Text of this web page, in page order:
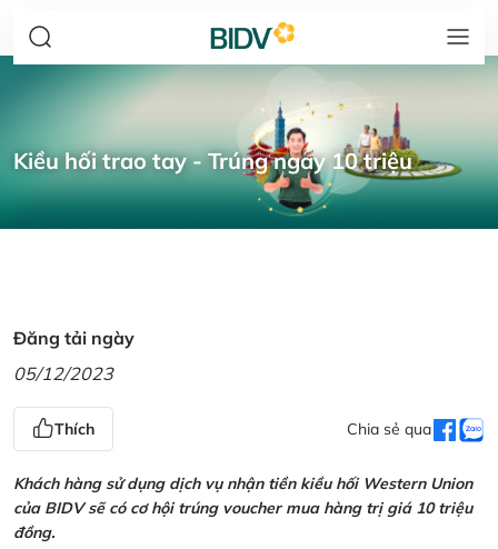
Kiều hối trao tay - Trúng ngay 10 triệu
Đăng tải ngày
05/12/2023
Thích Chia sẻ qua
Khách hàng sử dụng dịch vụ nhận tiền kiều hối Western Union
của BIDV sẽ có cơ hội trúng voucher mua hàng trị giá 10 triệu
đồng.